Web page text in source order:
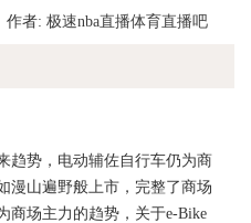
作者: 极速nba直播体育直播吧
势，电动辅佐自行车仍为商
漫山遍野般上市，完整了商场
商场主力的趋势，关于e-Bike